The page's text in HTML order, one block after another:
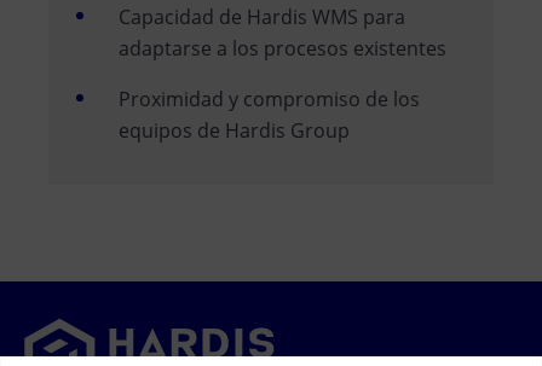
Capacidad de Hardis WMS para
adaptarse a los procesos existentes
Proximidad y compromiso de los
equipos de Hardis Group